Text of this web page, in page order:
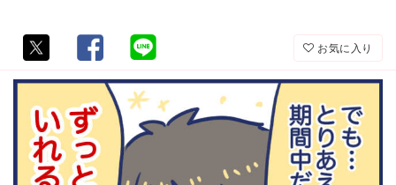
お気に入り